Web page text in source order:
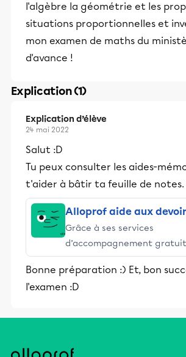
l'algèbre la géométrie et les
situations proportionnelles et
mon examen de maths du
d'avance !
Explication (1)
Explication d’élève
24 mai 2022
Salut :D
Tu peux consulter les aides-
t'aider à bâtir ta feuille de notes.
Alloprof aide aux
Grâce à ses services
d’accompagnement
stimulants, Alloprof
et leurs parents dans la
éducative.
Bonne préparation :) Et, bon
l'examen :D